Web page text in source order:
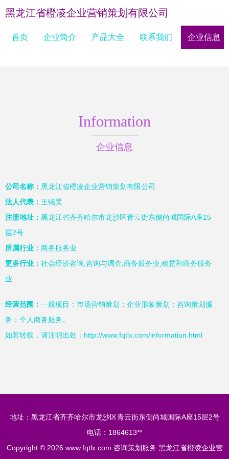
黑龙江省橙凌企业营销策划有限公司
首页 企业简介 产品大全 联系我们 企业信息
Information
企业信息
公司名称： 黑龙江省橙凌企业营销策划有限公司
法人代表： 王铭昊
注册地址： 黑龙江省齐齐哈尔市龙沙区青云街东侧尚城国际A座15
层2号
所属行业： 商务服务业
更多行业： 社会经济咨询,咨询与调查,商务服务业,租赁和商务服务
业
经营范围： 一般项目：市场营销策划；企业形象策划；咨询策划服
务；个人商务服务。
如若转载，请注明出处：http://www.fqtlx.com/information.html
地址：黑龙江省齐齐哈尔市龙沙区青云街东侧尚城国际A座15层2号
电话：1864613**
Copyright © 2026 www.fqtlx.com 咨询策划服务 黑龙江省橙凌企业营